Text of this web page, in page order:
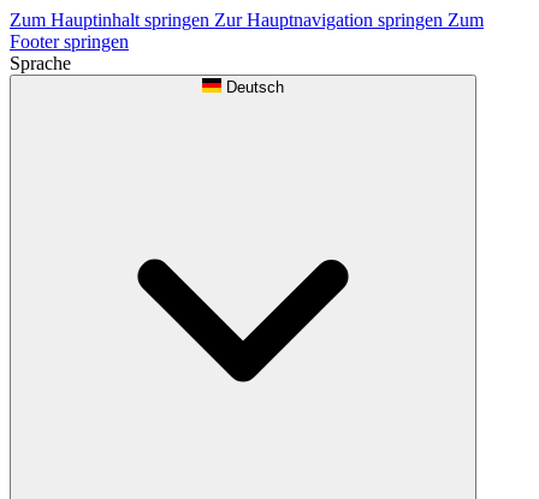
Zum Hauptinhalt springen Zur Hauptnavigation springen Zum
Footer springen
Sprache
Deutsch